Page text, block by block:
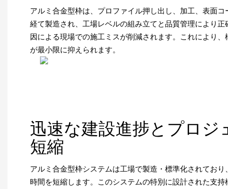
アルミ合金型枠は、プロファイル押し出し、加工、表面
経て製造され、工場レベルの組み立てと品質管理により
因による現場での施工ミスが削減されます。これにより
が最小限に抑えられます。
迅速な建設進捗とプロジ
短縮
アルミ合金型枠システムは工場で製造・標準化されてお
時間を短縮します。このシステムの特別に設計された支